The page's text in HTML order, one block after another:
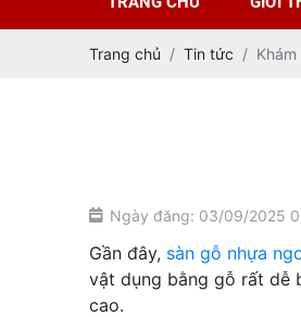
Trang chủ Tin tức
Ngày đăng: 03/09/2025
Gần đây, sàn gỗ nhựa
vật dụng bằng gỗ rất dễ
cao.